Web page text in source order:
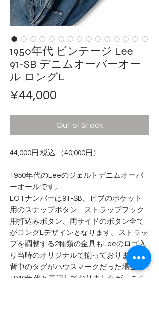
1950年代 ビンテージ Lee
91-SB デニムオーバーオー
ル ロングL
¥44,000
Out of Stock
44,000円 税込 （40,000円）
1950年代のLeeのジェルトデニムオーバ
ーオールです。
LOTナンバーは91-SB、ビブのポケット
用のスナップボタン、ストラップフック
用打込みボタン、両サイドのボタン全て
がロングLデザインとなります。ストラッ
プを調整する2種類の金具もLeeのロゴ入
り当時のオリジナルで揃っております。
背中のタグがハウスマークだった場合は
1940年代と表記しておりましたが、こち